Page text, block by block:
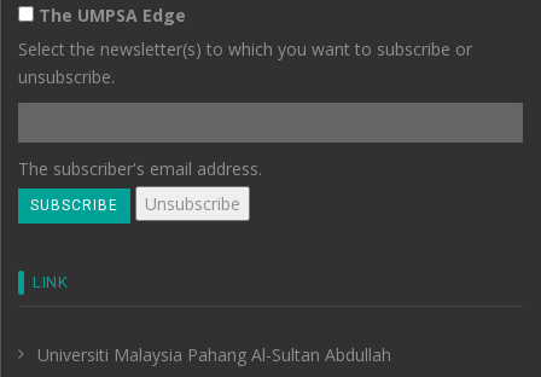
The UMPSA Edge
Select the newsletter(s) to which you want to subscribe or
unsubscribe.
The subscriber's email address.
LINK
Universiti Malaysia Pahang Al-Sultan Abdullah